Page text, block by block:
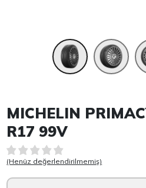
Item 1 of 4
MICHELIN
R17 99V
(Henüz değerlendirilmemiş)